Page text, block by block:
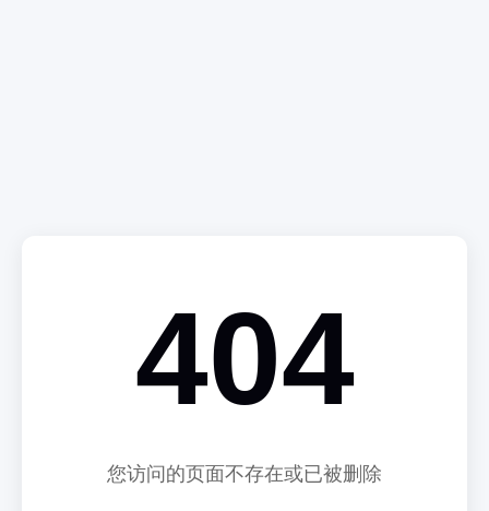
404
您访问的页面不存在或已被删除